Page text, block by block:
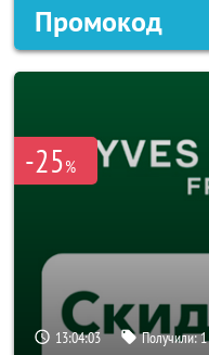
Промокод
-25%
13:04:01 Получили:1